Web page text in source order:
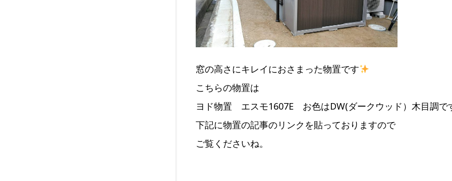
窓の高さにキレイにおさまった物置です
こちらの物置は
ヨド物置 エスモ1607E お色はDW(ダークウッド）木目調で
下記に物置の記事のリンクを貼っておりますので
ご覧くださいね。